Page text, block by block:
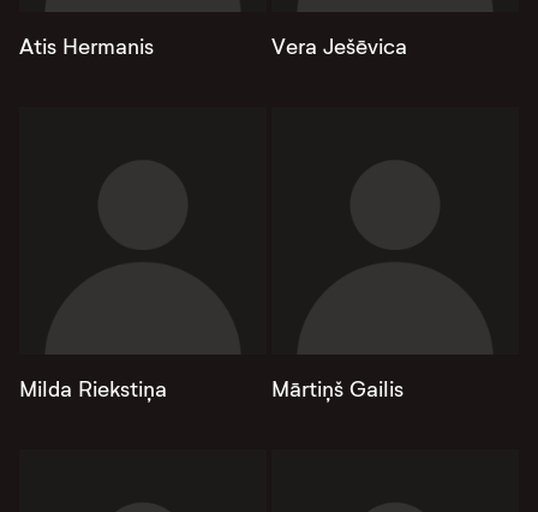
Atis Hermanis Vera Ješēvica
Milda Riekstiņa Mārtiņš Gailis